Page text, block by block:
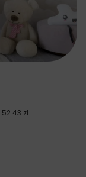
52.43 zł.